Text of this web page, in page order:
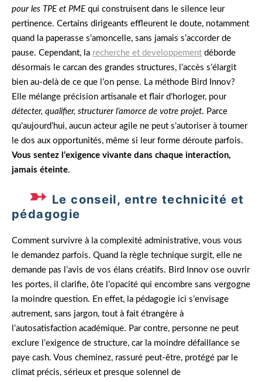
pour les TPE et PME qui construisent dans le silence leur
pertinence. Certains dirigeants effleurent le doute, notamment
quand la paperasse s’amoncelle, sans jamais s’accorder de
pause. Cependant, la recherche et developpement déborde
désormais le carcan des grandes structures, l’accès s’élargit
bien au-delà de ce que l’on pense. La méthode Bird Innov?
Elle mélange précision artisanale et flair d’horloger, pour
détecter, qualifier, structurer l’amorce de votre projet. Parce
qu’aujourd’hui, aucun acteur agile ne peut s’autoriser à tourner
le dos aux opportunités, même si leur forme déroute parfois.
Vous sentez l’exigence vivante dans chaque interaction,
jamais éteinte.
Le conseil, entre technicité et
pédagogie
Comment survivre à la complexité administrative, vous vous
le demandez parfois. Quand la règle technique surgit, elle ne
demande pas l’avis de vos élans créatifs. Bird Innov ose ouvrir
les portes, il clarifie, ôte l’opacité qui encombre sans vergogne
la moindre question. En effet, la pédagogie ici s’envisage
autrement, sans jargon, tout à fait étrangère à
l’autosatisfaction académique. Par contre, personne ne peut
exclure l’exigence de structure, car la moindre défaillance se
paye cash. Vous cheminez, rassuré peut-être, protégé par le
climat précis, sérieux et presque solennel de